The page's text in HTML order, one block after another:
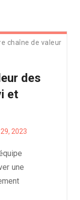
chaîne de valeur
des
et
2023
une